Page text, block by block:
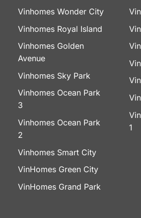
Vinhomes Wonder City
Vinhomes Royal Island
Vinhomes Golden
Avenue
Vinhomes Sky Park
Vinhomes Ocean Park
3
Vinhomes Ocean Park
2
Vinhomes Smart City
VinHomes Green City
VinHomes Grand Park
1